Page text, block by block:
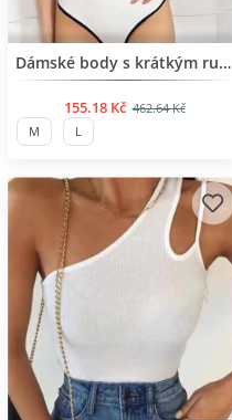
BESTSELLERDámské body s krátkým rukávem
155.18 Kč 462.64 Kč
M L